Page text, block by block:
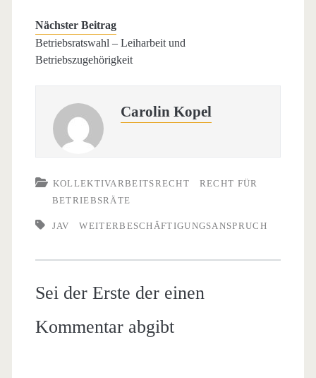
Nächster Beitrag
Betriebsratswahl – Leiharbeit und
Betriebszugehörigkeit
Carolin Kopel
KOLLEKTIVARBEITSRECHT
RECHT FÜR
BETRIEBSRÄTE
JAV WEITERBESCHÄFTIGUNGSANSPRUCH
Sei der Erste der einen
Kommentar abgibt